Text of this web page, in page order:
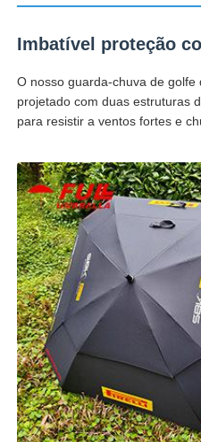
Quem Somos
Fábrica
Fale Conosco
notícias
Todos os casos
Pedir um orçamento
guarda-chuvas do golfe
Imbatível proteção
O nosso guarda-chuva de
projetado com duas estruturas
para resistir a ventos fortes e